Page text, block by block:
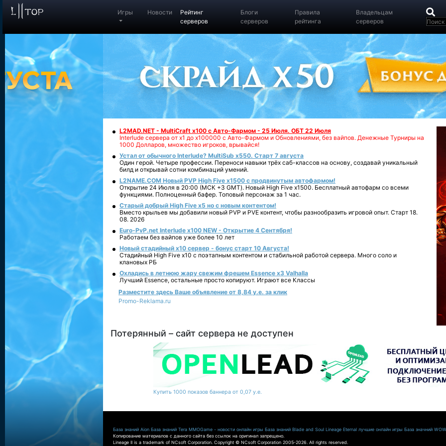
Игры Новости
Рейтинг
серверов
Блоги
серверов
Правила
рейтинга
Владельцам
серверов
L2MAD.NET - MultiCraft x100 с Авто-Фармом - 25 Июля. ОБТ 22 Июля
Interlude сервера от х1 до х100000 с Авто-Фармом и Обновлениями, без вайпов. Денежные Турниры на
1000 Долларов, множество игроков, врывайся!
Устал от обычного Interlude? MultiSub x550. Старт 7 августа
Один герой. Четыре профессии. Переноси навыки трёх саб-классов на основу, создавай уникальный
билд и открывай сотни комбинаций умений.
L2NAME.COM Новый PVP High Five x1500 с продвинутым автофармом!
Открытие 24 Июля в 20:00 (МСК +3 GMT). Новый High Five x1500. Бесплатный автофарм со всеми
функциями. Полноценный бафер. Топовый персонаж за 1 час.
Старый добрый High Five x5 но с новым контентом!
Вместо крыльев мы добавили новый PVP и PVE контент, чтобы разнообразить игровой опыт. Старт 18.
08. 2026
Euro-PvP.net Interlude х100 NEW - Открытие 4 Сентября!
Работаем без вайпов уже более 10 лет
Новый стадийный х10 сервер - бонус старт 10 Августа!
Стадийный High Five x10 с поэтапным контентом и стабильной работой сервера. Много соло и
клановых РБ
Охладись в летнюю жару свежим фрешем Essence x3 Valhalla
Лучший Essence, остальные просто копируют. Играют все Классы
Разместите здесь Ваше объявление от 8,84 у.е. за клик
Promo-Reklama.ru
Потерянный – сайт сервера не доступен
Купить 1000 показов баннера от 0,07 у.е.
База знаний Aion База знаний Tera MMOGame - новости онлайн игры База знаний Blade and Soul Lineage Eternal лучшие онлайн игры База значний WOW
Копирование материалов с данного сайта без ссылок на оригинал запрещено.
Lineage II is a trademark of NCsoft Corporation. Copyright © NCsoft Corporation 2005-2026. All rights reserved.